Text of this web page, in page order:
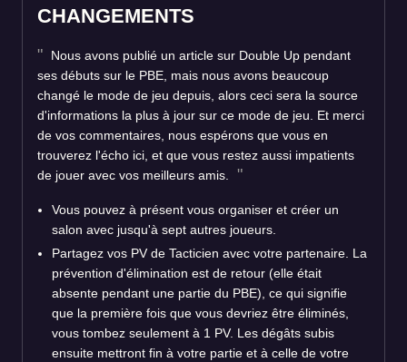
CHANGEMENTS
Nous avons publié un article sur Double Up pendant
ses débuts sur le PBE, mais nous avons beaucoup
changé le mode de jeu depuis, alors ceci sera la source
d'informations la plus à jour sur ce mode de jeu. Et merci
de vos commentaires, nous espérons que vous en
trouverez l'écho ici, et que vous restez aussi impatients
de jouer avec vos meilleurs amis.
Vous pouvez à présent vous organiser et créer un
salon avec jusqu'à sept autres joueurs.
Partagez vos PV de Tacticien avec votre partenaire. La
prévention d'élimination est de retour (elle était
absente pendant une partie du PBE), ce qui signifie
que la première fois que vous devriez être éliminés,
vous tombez seulement à 1 PV. Les dégâts subis
ensuite mettront fin à votre partie et à celle de votre